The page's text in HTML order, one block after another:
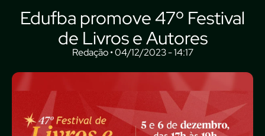
Edufba promove 47º Festival
de Livros e Autores
Redação • 04/12/2023 - 14:17